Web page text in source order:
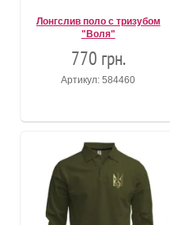
Лонгслив поло c тризубом
"Воля"
770 грн.
Артикул: 584460